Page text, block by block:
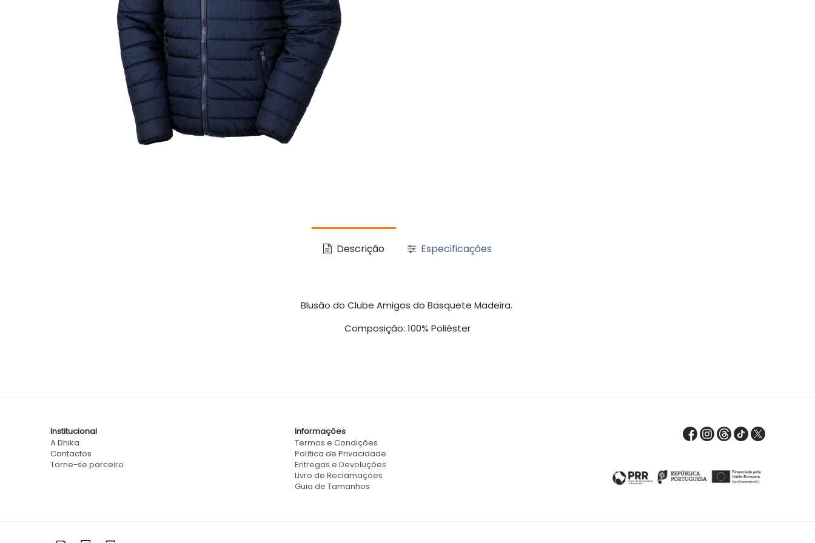
Descrição Especificações
Blusão do Clube Amigos do Basquete Madeira.
Composição: 100% Poliéster
Institucional
A Dhika
Contactos
Torne-se parceiro
Informações
Termos e Condições
Política de Privacidade
Entregas e Devoluções
Livro de Reclamações
Guia de Tamanhos